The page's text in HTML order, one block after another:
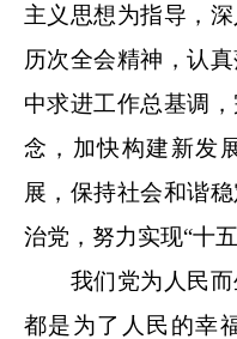
主义思想为指导，
历次全会精神，认
中求进工作总基调
念，加快构建新发
展，保持社会和谐
治党，努力实现“十
我们党为人民而
都是为了人民的幸